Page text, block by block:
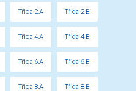
Třída 2.A Třída 2.B
Třída 4.A Třída 4.B
Třída 6.A Třída 6.B
Třída 8.A Třída 8.B